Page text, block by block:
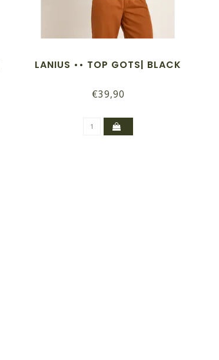
LANIUS •• TOP GOTS| BLACK
€39,90